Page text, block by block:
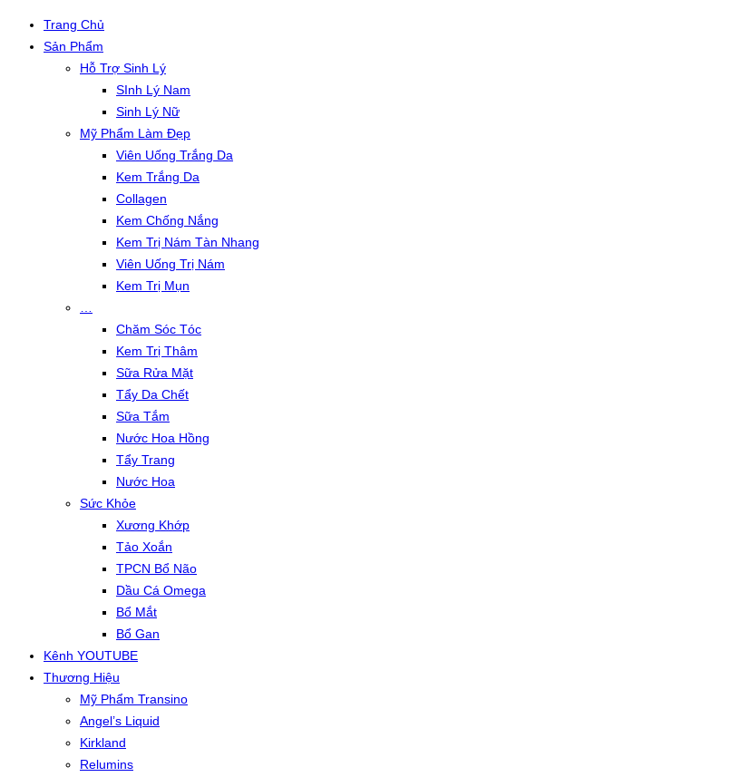
Trang Chủ
Sản Phẩm
Hỗ Trợ Sinh Lý
SInh Lý Nam
Sinh Lý Nữ
Mỹ Phẩm Làm Đẹp
Viên Uống Trắng Da
Kem Trắng Da
Collagen
Kem Chống Nắng
Kem Trị Nám Tàn Nhang
Viên Uống Trị Nám
Kem Trị Mụn
Chăm Sóc Tóc
Kem Trị Thâm
Sữa Rửa Mặt
Tẩy Da Chết
Sữa Tắm
Nước Hoa Hồng
Tẩy Trang
Nước Hoa
Sức Khỏe
Xương Khớp
Tảo Xoắn
TPCN Bổ Não
Dầu Cá Omega
Bổ Mắt
Bổ Gan
Kênh YOUTUBE
Thương Hiệu
Mỹ Phẩm Transino
Angel’s Liquid
Kirkland
Relumins